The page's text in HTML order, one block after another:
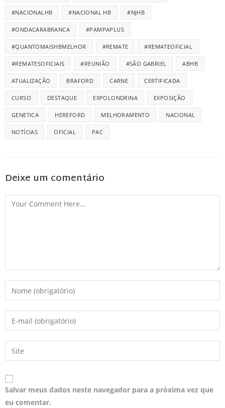
#NACIONALHB #NACIONAL HB #NJHB
#ONDACARABRANCA #PAMPAPLUS
#QUANTOMAISHBMELHOR #REMATE #REMATEOFICIAL
#REMATESOFICIAIS #REUNIÃO #SÃO GABRIEL ABHB
ATUALIZAÇÃO BRAFORD CARNE CERTIFICADA
CURSO DESTAQUE EXPOLONDRINA EXPOSIÇÃO
GENETICA HEREFORD MELHORAMENTO NACIONAL
NOTÍCIAS OFICIAL PAC
Deixe um comentário
Salvar meus dados neste navegador para a próxima vez que
eu comentar.